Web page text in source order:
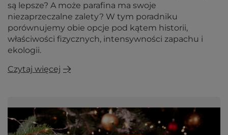
są lepsze? A może parafina ma swoje
niezaprzeczalne zalety? W tym poradniku
porównujemy obie opcje pod kątem historii,
właściwości fizycznych, intensywności zapachu i
ekologii.
Czytaj więcej